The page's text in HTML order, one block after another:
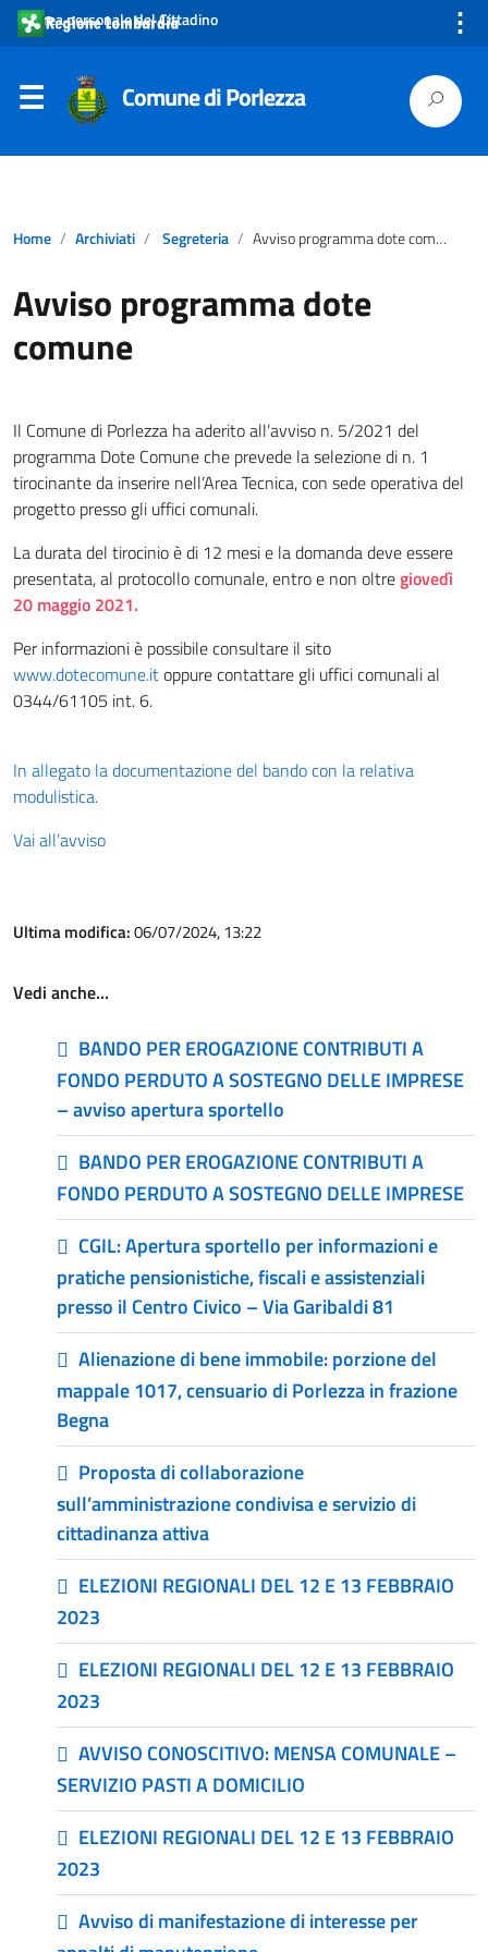
Area personale del Cittadino ⋮
Comune di Porlezza
Home Archiviati Segreteria Avviso programma dote comune
Avviso programma dote
comune
Il Comune di Porlezza ha aderito all’avviso n. 5/2021 del
programma Dote Comune che prevede la selezione di n. 1
tirocinante da inserire nell’Area Tecnica, con sede operativa del
progetto presso gli uffici comunali.
La durata del tirocinio è di 12 mesi e la domanda deve essere
presentata, al protocollo comunale, entro e non oltregiovedì
20 maggio 2021.
Per informazioni è possibile consultare il sito
www.dotecomune.itoppure contattare gli uffici comunali al
0344/61105 int. 6.
In allegato la documentazione del bando con la relativa
modulistica.
Vai all’avviso
Ultima modifica:06/07/2024, 13:22
Vedi anche…
BANDO PER EROGAZIONE CONTRIBUTI A
FONDO PERDUTO A SOSTEGNO DELLE IMPRESE
– avviso apertura sportello
BANDO PER EROGAZIONE CONTRIBUTI A
FONDO PERDUTO A SOSTEGNO DELLE IMPRESE
CGIL: Apertura sportello per informazioni e
pratiche pensionistiche, fiscali e assistenziali
presso il Centro Civico – Via Garibaldi 81
Alienazione di bene immobile: porzione del
mappale 1017, censuario di Porlezza in frazione
Begna
Proposta di collaborazione
sull’amministrazione condivisa e servizio di
cittadinanza attiva
ELEZIONI REGIONALI DEL 12 E 13 FEBBRAIO
2023
ELEZIONI REGIONALI DEL 12 E 13 FEBBRAIO
2023
AVVISO CONOSCITIVO: MENSA COMUNALE –
SERVIZIO PASTI A DOMICILIO
ELEZIONI REGIONALI DEL 12 E 13 FEBBRAIO
2023
Avviso di manifestazione di interesse per